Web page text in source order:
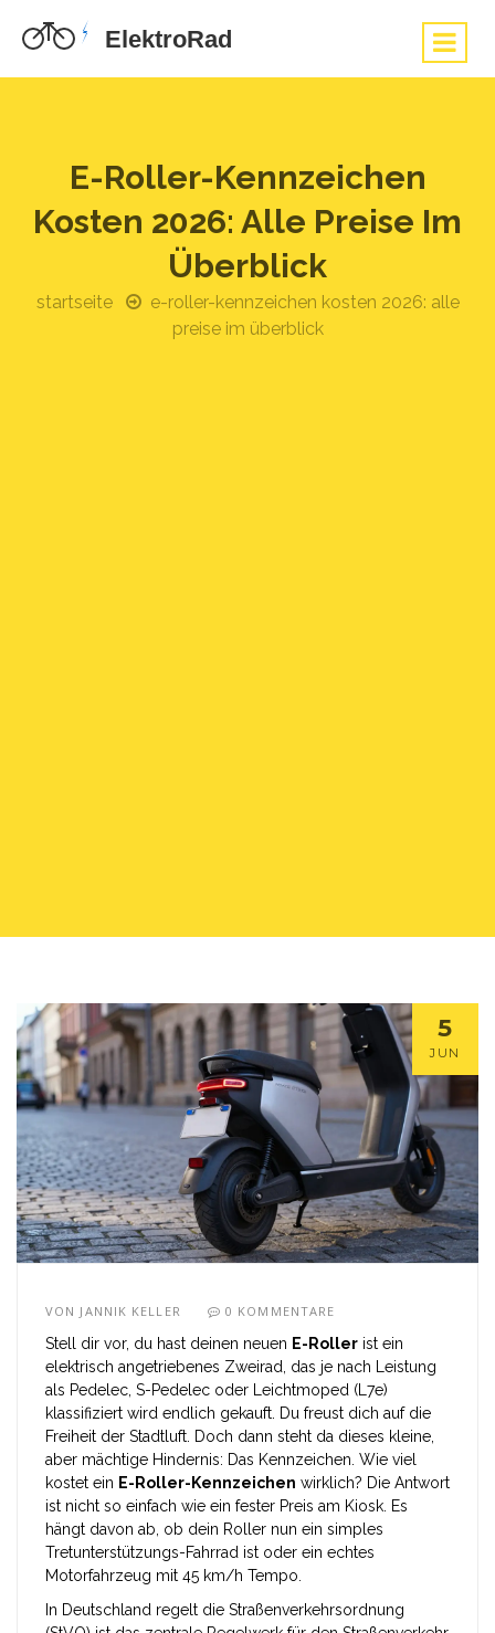
E-Roller-Kennzeichen
Kosten 2026: Alle Preise Im
Überblick
startseite
e-roller-kennzeichen kosten 2026: alle
preise im überblick
5
JUN
VON JANNIK KELLER 0 KOMMENTARE
Stell dir vor, du hast deinen neuen E-Roller ist ein
elektrisch angetriebenes Zweirad, das je nach Leistung
als Pedelec, S-Pedelec oder Leichtmoped (L7e)
klassifiziert wird endlich gekauft. Du freust dich auf die
Freiheit der Stadtluft. Doch dann steht da dieses kleine,
aber mächtige Hindernis: Das Kennzeichen. Wie viel
kostet ein E-Roller-Kennzeichen wirklich? Die Antwort
ist nicht so einfach wie ein fester Preis am Kiosk. Es
hängt davon ab, ob dein Roller nun ein simples
Tretunterstützungs-Fahrrad ist oder ein echtes
Motorfahrzeug mit 45 km/h Tempo.
In Deutschland regelt die Straßenverkehrsordnung